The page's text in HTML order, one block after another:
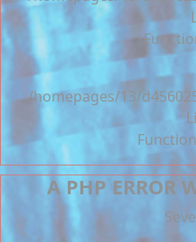
/homepages/13/
A PHP ERROR